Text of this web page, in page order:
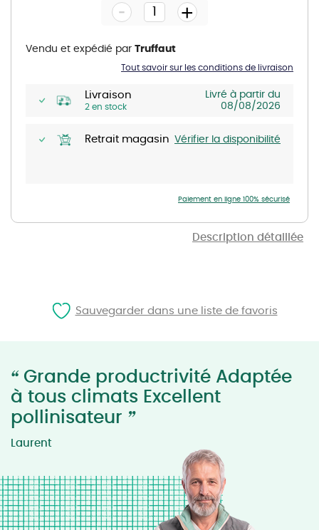
Description détaillée
gallery
Livraison
2 en stock
Livré à partir du
08/08/2026
Retrait magasin Vérifier la disponibilité
- +
Tout savoir sur les conditions de livraison
Vendu et expédié par Truffaut
Paiement en ligne 100% sécurisé
“ Grande productrivité Adaptée
à tous climats Excellent
pollinisateur ”
Laurent
Sauvegarder dans une liste de favoris